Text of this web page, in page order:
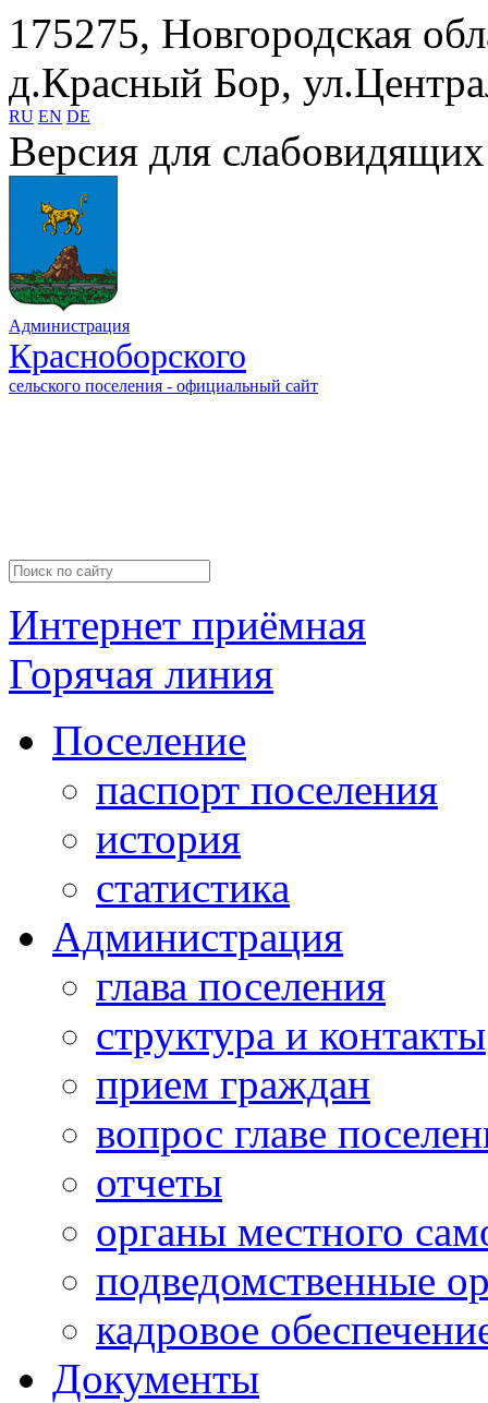
175275, Новгородская
д.Красный Бор,
RU EN DE
Версия для слабовидящих
Администрация
Красноборского
сельского поселения - официальный сайт
Интернет приёмная
Горячая линия
Поселение
паспорт поселения
история
статистика
Администрация
глава поселения
структура и контакты
прием граждан
вопрос главе
отчеты
органы местного
подведомственные
кадровое
Документы